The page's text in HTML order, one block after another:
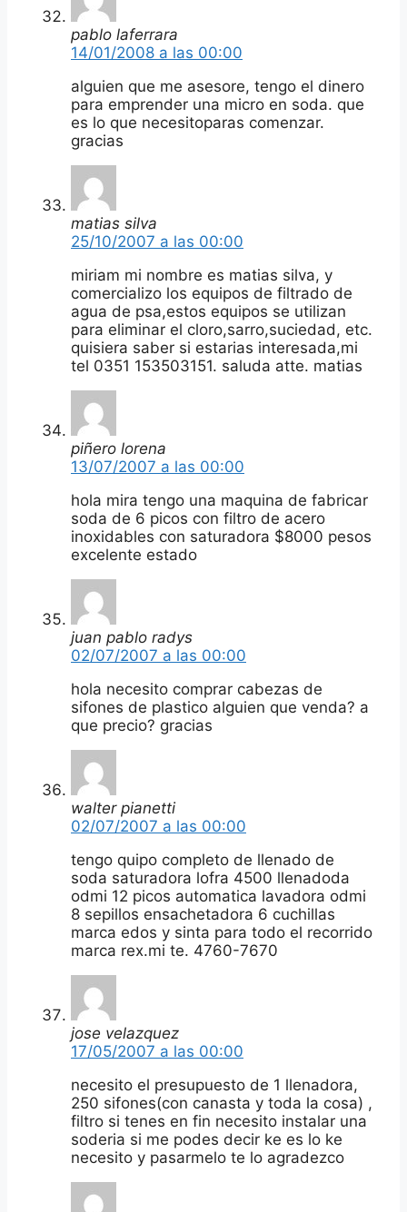
pablo laferrara
14/01/2008 a las 00:00
alguien que me asesore, tengo el dinero
para emprender una micro en soda. que
es lo que necesitoparas comenzar.
gracias
matias silva
25/10/2007 a las 00:00
miriam mi nombre es matias silva, y
comercializo los equipos de filtrado de
agua de psa,estos equipos se utilizan
para eliminar el cloro,sarro,suciedad, etc.
quisiera saber si estarias interesada,mi
tel 0351 153503151. saluda atte. matias
piñero lorena
13/07/2007 a las 00:00
hola mira tengo una maquina de fabricar
soda de 6 picos con filtro de acero
inoxidables con saturadora $8000 pesos
excelente estado
juan pablo radys
02/07/2007 a las 00:00
hola necesito comprar cabezas de
sifones de plastico alguien que venda? a
que precio? gracias
walter pianetti
02/07/2007 a las 00:00
tengo quipo completo de llenado de
soda saturadora lofra 4500 llenadoda
odmi 12 picos automatica lavadora odmi
8 sepillos ensachetadora 6 cuchillas
marca edos y sinta para todo el recorrido
marca rex.mi te. 4760-7670
jose velazquez
17/05/2007 a las 00:00
necesito el presupuesto de 1 llenadora,
250 sifones(con canasta y toda la cosa) ,
filtro si tenes en fin necesito instalar una
soderia si me podes decir ke es lo ke
necesito y pasarmelo te lo agradezco